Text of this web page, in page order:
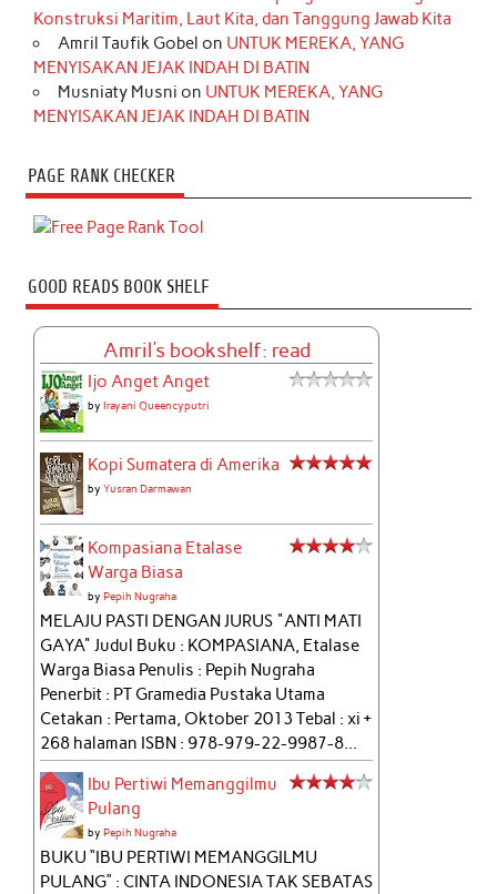
Konstruksi Maritim, Laut Kita, dan Tanggung Jawab Kita
Amril Taufik Gobel on UNTUK MEREKA, YANG
MENYISAKAN JEJAK INDAH DI BATIN
Musniaty Musni on UNTUK MEREKA, YANG
MENYISAKAN JEJAK INDAH DI BATIN
PAGE RANK CHECKER
GOOD READS BOOK SHELF
Amril's bookshelf: read
Ijo Anget Anget
byIrayani Queencyputri
Kopi Sumatera di Amerika
byYusran Darmawan
Kompasiana Etalase
Warga Biasa
byPepih Nugraha
MELAJU PASTI DENGAN JURUS "ANTI MATI
GAYA" Judul Buku : KOMPASIANA, Etalase
Warga Biasa Penulis : Pepih Nugraha
Penerbit : PT Gramedia Pustaka Utama
Cetakan : Pertama, Oktober 2013 Tebal : xi +
268 halaman ISBN : 978-979-22-9987-8...
Ibu Pertiwi Memanggilmu
Pulang
byPepih Nugraha
BUKU “IBU PERTIWI MEMANGGILMU
PULANG” : CINTA INDONESIA TAK SEBATAS